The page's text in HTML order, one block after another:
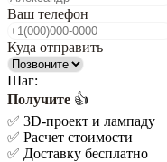
Ваш телефон
Куда отправить
Шаг:
Получите 👍
✅ 3D-проект и лампаду
✅ Расчет стоимости
✅ Доставку бесплатно